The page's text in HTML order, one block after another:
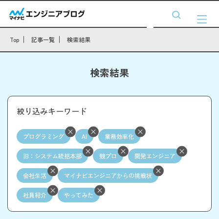
Top 記事一覧 検索結果
検索結果
絞り込みキーワード
プログラミング AI 業務効率化
旧：システム統括本部 競プロ 開発エンジニア
会社生活 マイナビエンジニアからの挑戦状
社員紹介 やってみた